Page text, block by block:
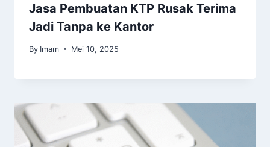
Jasa Pembuatan KTP Rusak Terima
Jadi Tanpa ke Kantor
By Imam Mei 10, 2025